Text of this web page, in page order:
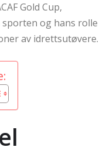
Gold Cup,
og hans rolle
av idrettsutøvere.